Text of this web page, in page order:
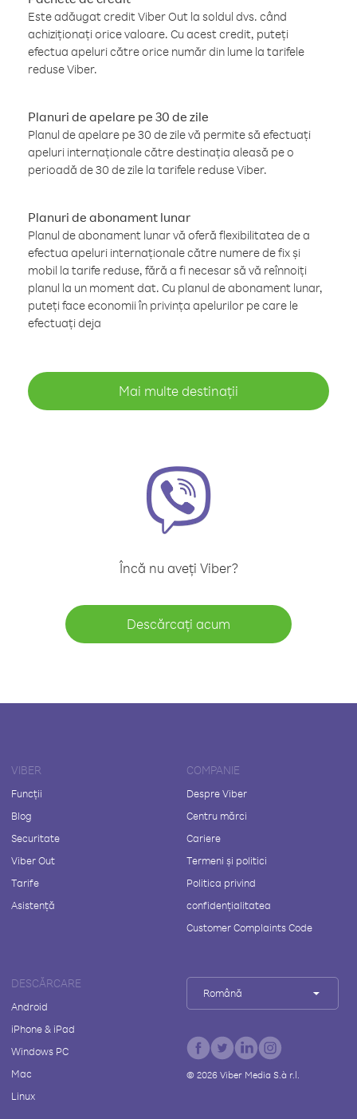
Este adăugat credit Viber Out la soldul dvs. când
achiziționați orice valoare. Cu acest credit, puteți
efectua apeluri către orice număr din lume la tarifele
reduse Viber.
Planuri de apelare pe 30 de zile
Planul de apelare pe 30 de zile vă permite să efectuați
apeluri internaționale către destinația aleasă pe o
perioadă de 30 de zile la tarifele reduse Viber.
Planuri de abonament lunar
Planul de abonament lunar vă oferă flexibilitatea de a
efectua apeluri internaționale către numere de fix și
mobil la tarife reduse, fără a fi necesar să vă reînnoiți
planul la un moment dat. Cu planul de abonament lunar,
puteți face economii în privința apelurilor pe care le
efectuați deja
Mai multe destinații
Încă nu aveți Viber?
Descărcați acum
VIBER
Funcții
Blog
Securitate
Viber Out
Tarife
Asistență
COMPANIE
Despre Viber
Centru mărci
Cariere
Termeni și politici
Politica privind
confidențialitatea
Customer Complaints Code
DESCĂRCARE
Android
iPhone & iPad
Windows PC
Mac
Linux
Română
© 2026Viber Media S.à r.l.